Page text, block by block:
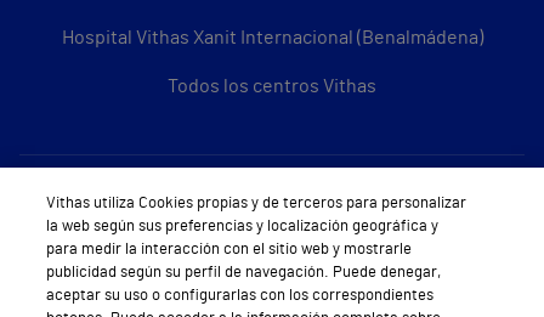
Hospital Vithas Xanit Internacional (Benalmádena)
Todos los centros Vithas
Sobre Vithas
Quiénes somos
Trabajar en Vithas
Vithas utiliza Cookies propias y de terceros para personalizar
la web según sus preferencias y localización geográfica y
para medir la interacción con el sitio web y mostrarle
publicidad según su perfil de navegación. Puede denegar,
aceptar su uso o configurarlas con los correspondientes